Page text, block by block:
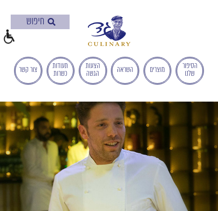
הישראלי
לְהַנְגָּשָׁת
אָתָרִים".
הַמְּסַיַּעַת
הָאֲתָר.
לִפְתִיחַת
תַּפְרִיט
הֵנְּגִישׁוּת
לְחַץ
הסיפור
שלנו
מוצרים השראה
הצעות
הגשה
תעודות
כשרות
צור קשר